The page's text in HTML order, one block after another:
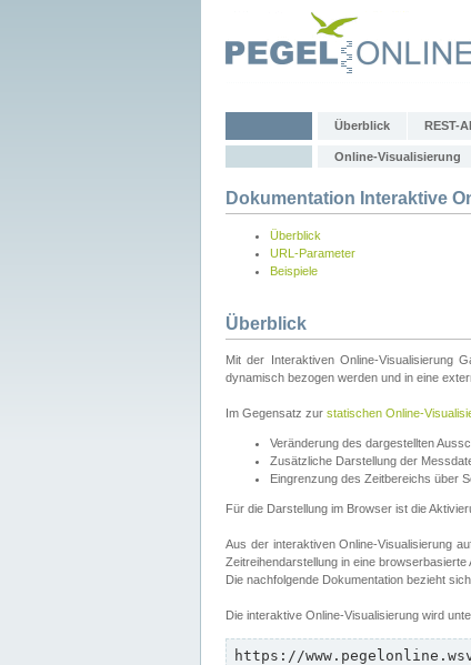
Überblick REST-
Online-Visualisierung
Dokumentation Interaktive
Überblick
URL-Parameter
Beispiele
Überblick
Mit der Interaktiven Online-Visualisierung
dynamisch bezogen werden und in eine
Im Gegensatz zur statischen Online-
Veränderung des dargestellten
Zusätzliche Darstellung der
Eingrenzung des Zeitbereichs über
Für die Darstellung im Browser ist die
Aus der interaktiven Online-Visualisierung
Zeitreihendarstellung in eine browserbasierte
Die nachfolgende Dokumentation bezieht
Die interaktive Online-Visualisierung wird
https://